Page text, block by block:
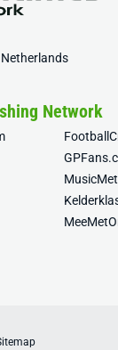
Netherlands
Network